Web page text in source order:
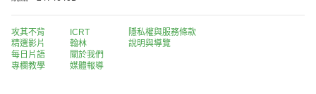
攻其不背
精選影片
每日片語
專欄教學
ICRT
翰林
關於我們
媒體報導
隱私權與服務條款
說明與導覽